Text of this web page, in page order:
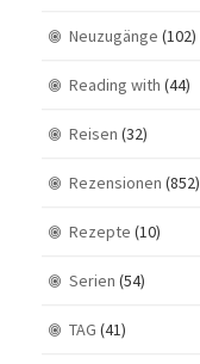
Neuzugänge (102)
Reading with (44)
Reisen (32)
Rezensionen (852)
Rezepte (10)
Serien (54)
TAG (41)